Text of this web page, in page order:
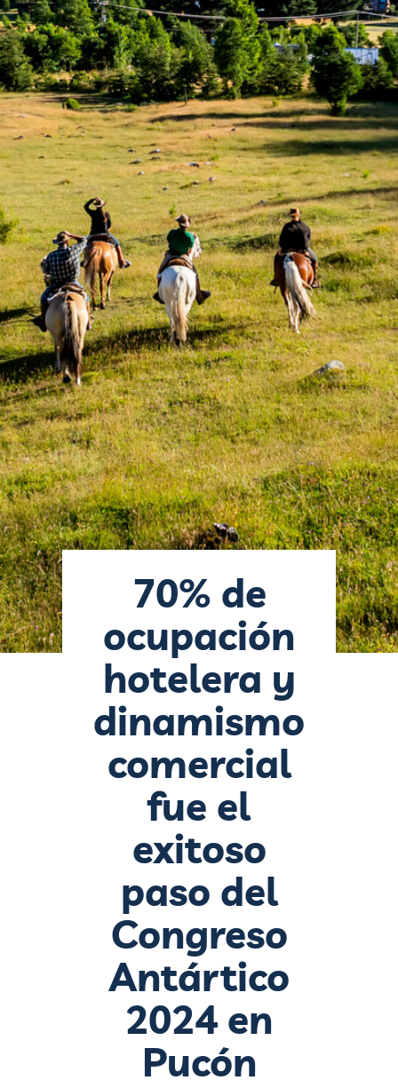
70% de
ocupación
hotelera y
dinamismo
comercial
fue el
exitoso
paso del
Congreso
Antártico
2024 en
Pucón